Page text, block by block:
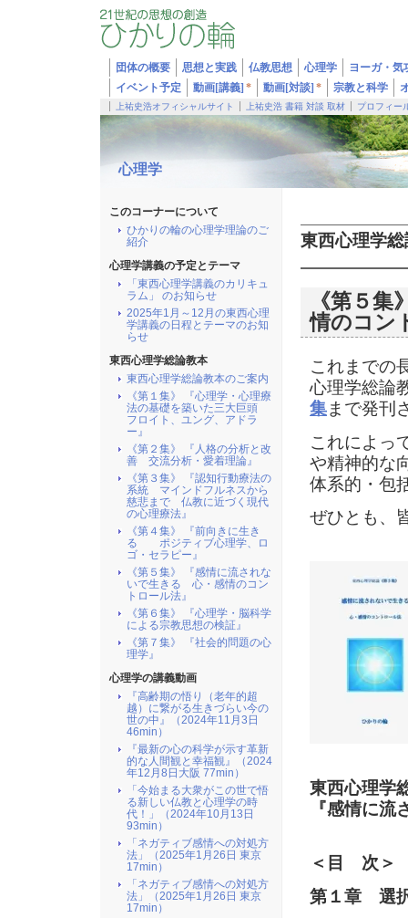
団体の概要 思想と実践 仏教思想 心理学
ヨーガ・気
イベント予定
動画[講義] * 動画[対談] * 宗教と科学
上祐史浩オフィシャルサイト 上祐史浩 書籍 対談 取材 プロフィー
心理学
東西心理学
《第５
情のコン
これまでの
心理学総論
集まで発刊
これによっ
や精神的な
体系的・包
ぜひとも、
東西心理学
『感情に
＜目 次＞
第１章 選
このコーナーについて
ひかりの輪の心理学理論のご
紹介
心理学講義の予定とテーマ
「東西心理学講義のカリキュ
ラム」 のお知らせ
2025年1月～12月の東西心理
学講義の日程とテーマのお知
らせ
東西心理学総論教本
東西心理学総論教本のご案内
《第１集》 『心理学・心理療
法の基礎を築いた三大巨頭
フロイト、ユング、アドラ
ー』
《第２集》 『人格の分析と改
善 交流分析・愛着理論』
《第３集》 『認知行動療法の
系統 マインドフルネスから
慈悲まで 仏教に近づく現代
の心理療法』
《第４集》 『前向きに生き
る ポジティブ心理学、ロ
ゴ・セラピー』
《第５集》 『感情に流されな
いで生きる 心・感情のコン
トロール法』
《第６集》 『心理学・脳科学
による宗教思想の検証』
《第７集》 『社会的問題の心
理学』
心理学の講義動画
『高齢期の悟り（老年的超
越）に繋がる生きづらい今の
世の中』（2024年11月3日
46min）
『最新の心の科学が示す革新
的な人間観と幸福観』（2024
年12月8日大阪 77min）
「今始まる大衆がこの世で悟
る新しい仏教と心理学の時
代！」（2024年10月13日
93min）
「ネガティブ感情への対処方
法」（2025年1月26日 東京
17min）
「ネガティブ感情への対処方
法」（2025年1月26日 東京
17min）